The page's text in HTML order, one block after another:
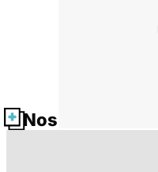
Nos fiches santé